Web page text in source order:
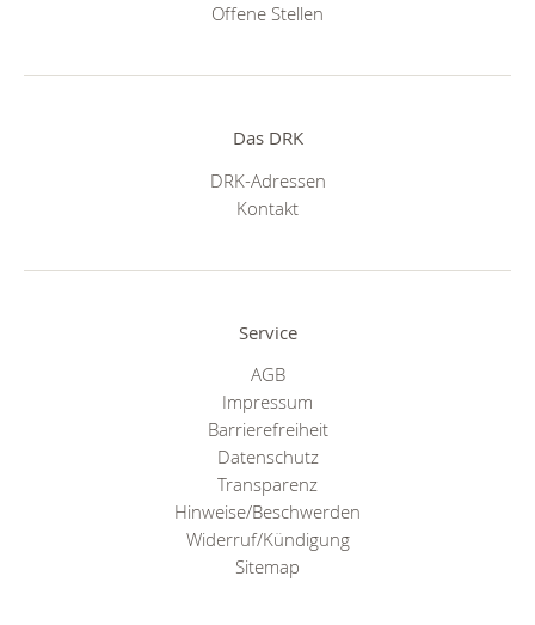
Offene Stellen
Das DRK
DRK-Adressen
Kontakt
Service
AGB
Impressum
Barrierefreiheit
Datenschutz
Transparenz
Hinweise/Beschwerden
Widerruf/Kündigung
Sitemap